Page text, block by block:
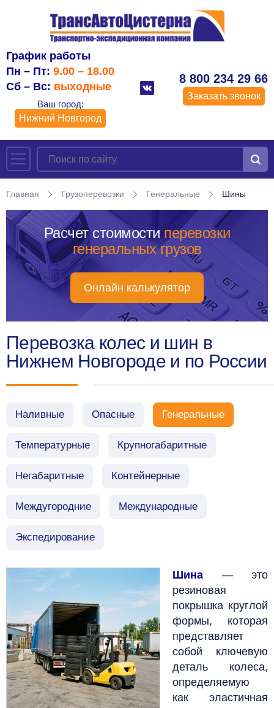
График работы
Пн – Пт: 9.00 – 18.00
Сб – Вс: выходные
Ваш город:
Нижний Новгород
8 800 234 29 66
Заказать звонок
Главная Грузоперевозки Генеральные Шины
Расчет стоимости перевозки
генеральных грузов
Онлайн калькулятор
Перевозка колес и шин в
Нижнем Новгороде и по России
Наливные Опасные Генеральные
Температурные Крупногабаритные
Негабаритные Контейнерные
Междугородние Международные
Экспедирование
Шина — это
резиновая
покрышка круглой
формы, которая
представляет
собой ключевую
деталь колеса,
определяемую
как эластичная